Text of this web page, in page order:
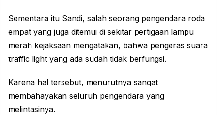
Sementara itu Sandi, salah seorang pengendara roda
empat yang juga ditemui di sekitar pertigaan lampu
merah kejaksaan mengatakan, bahwa pengeras suara
traffic light yang ada sudah tidak berfungsi.
Karena hal tersebut, menurutnya sangat
membahayakan seluruh pengendara yang
melintasinya.